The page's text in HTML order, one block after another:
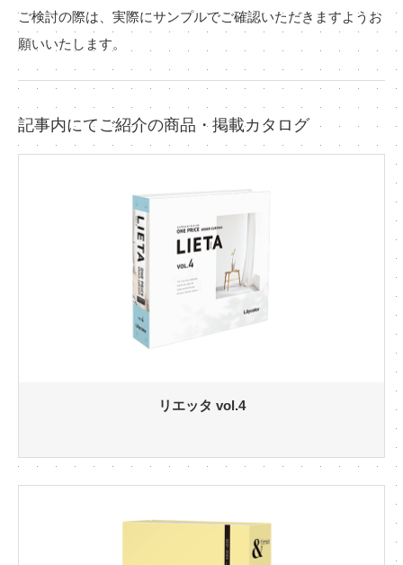
ご検討の際は、実際にサンプルでご確認いただきますようお
願いいたします。
記事内にてご紹介の商品・掲載カタログ
リエッタ vol.4